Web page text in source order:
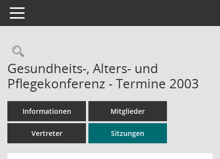
Toggle navigation
Rechercheauswahl
Gesundheits-, Alters- und
Pflegekonferenz - Termine 2003
Informationen Mitglieder
Vertreter Sitzungen